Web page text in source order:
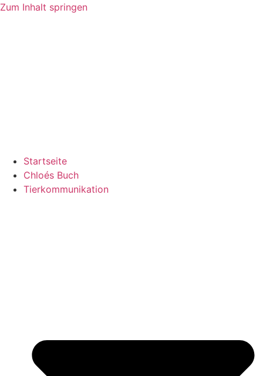
Zum Inhalt springen
Startseite
Chloés Buch
Tierkommunikation